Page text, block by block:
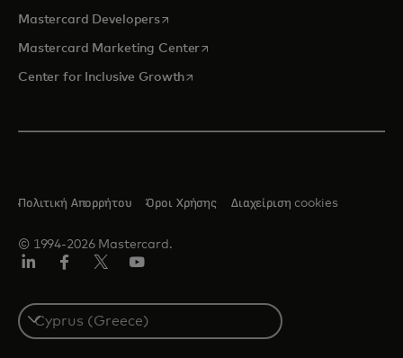
Mastercard Developersopens in a new tab
Mastercard Marketing Centeropens in a new tab
Center for Inclusive Growthopens in a new tab
© 1994-2026 Mastercard.
Πολιτική Απορρήτου Όροι Χρήσης Διαχείριση cookies
Select
a
country